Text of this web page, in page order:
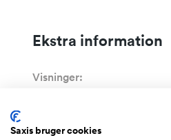
Ekstra information
Visninger:
Følger annoncen:
Saxis bruger cookies